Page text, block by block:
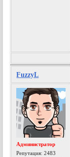
FuzzyL
Администратор
Репутация:2483